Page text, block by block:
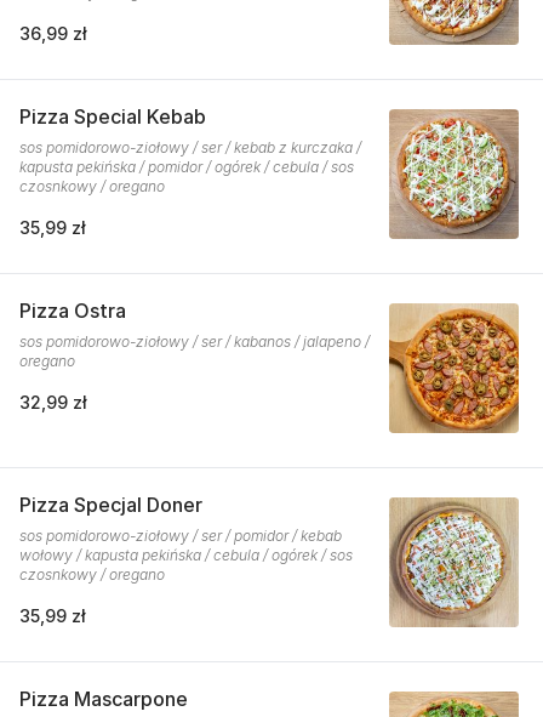
36,99 zł
Pizza Special Kebab
sos pomidorowo-ziołowy / ser / kebab z kurczaka /
kapusta pekińska / pomidor / ogórek / cebula / sos
czosnkowy / oregano
35,99 zł
Pizza Ostra
sos pomidorowo-ziołowy / ser / kabanos / jalapeno /
oregano
32,99 zł
Pizza Specjal Doner
sos pomidorowo-ziołowy / ser / pomidor / kebab
wołowy / kapusta pekińska / cebula / ogórek / sos
czosnkowy / oregano
35,99 zł
Pizza Mascarpone